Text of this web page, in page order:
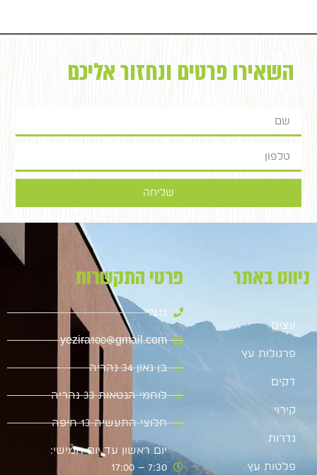
השאירו פרטים ונחזור אליכם
שליחה
ניווט באתר
עצים
פרגולות עץ
דקים
קירוי
גדרות
פלטות עץ
פרטי התקשרות
9611*
yezira100@gmail.com
בן גאון 34 נהריה
לוחמי הגטאות 33 נהריה
חלוצי התעשיה 13 חיפה
יום ראשון עד יום חמישי:
7:30 – 17:00